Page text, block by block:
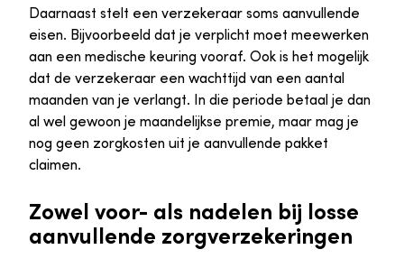
Daarnaast stelt een verzekeraar soms aanvullende
eisen. Bijvoorbeeld dat je verplicht moet meewerken
aan een medische keuring vooraf. Ook is het mogelijk
dat de verzekeraar een wachttijd van een aantal
maanden van je verlangt. In die periode betaal je dan
al wel gewoon je maandelijkse premie, maar mag je
nog geen zorgkosten uit je aanvullende pakket
claimen.
Zowel voor- als nadelen bij losse
aanvullende zorgverzekeringen